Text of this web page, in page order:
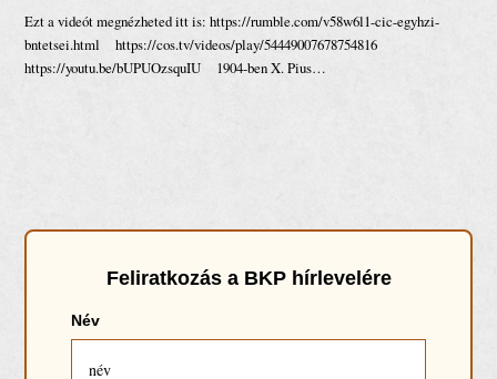
Ezt a videót megnézheted itt is: https://rumble.com/v58w6l1-cic-egyhzi-
bntetsei.html https://cos.tv/videos/play/54449007678754816
https://youtu.be/bUPUOzsquIU 1904-ben X. Pius…
Feliratkozása BKP hírlevelére
Név